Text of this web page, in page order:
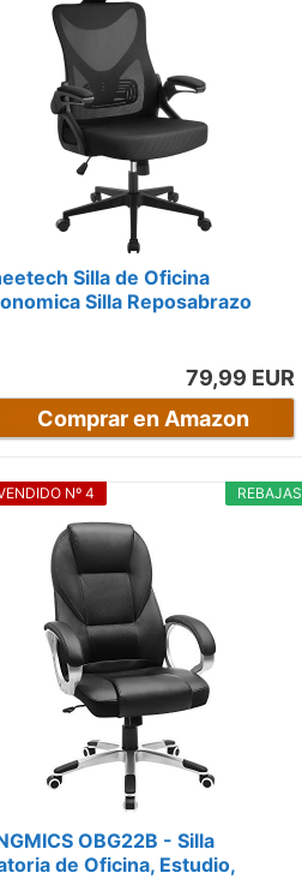
Silla de Oficina
Silla Reposabrazo
79,99 EUR
Comprar en Amazon
REBAJAS
Nº 4
OBG22B - Silla
de Oficina, Estudio,